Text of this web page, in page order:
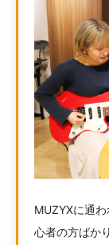
MUZYXに通
心者の方ばかり